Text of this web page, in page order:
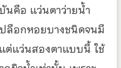
คือ แว่นตาว่ายน้ำ
ลือกหอยบางชนิดจนมี
ต่แว่นสองตาแบบนี้ ใช้